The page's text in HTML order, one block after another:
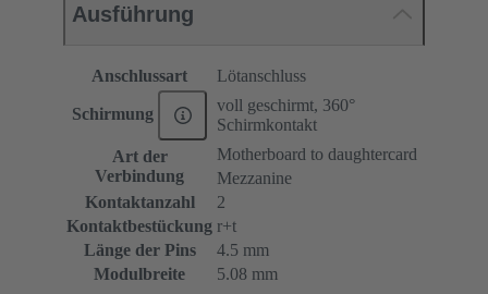
Ausführung
Anschlussart Lötanschluss
Schirmung
voll geschirmt, 360°
Schirmkontakt
Art der
Verbindung
Motherboard to daughtercard
Mezzanine
Kontaktanzahl
2
Kontaktbestückung r+t
Länge der Pins
4.5 mm
Modulbreite
5.08 mm